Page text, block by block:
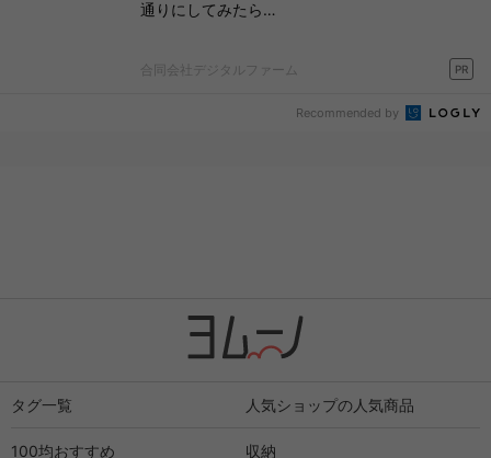
通りにしてみたら…
合同会社デジタルファーム PR
Recommended by
タグ一覧 人気ショップの人気商品
100均おすすめ 収納